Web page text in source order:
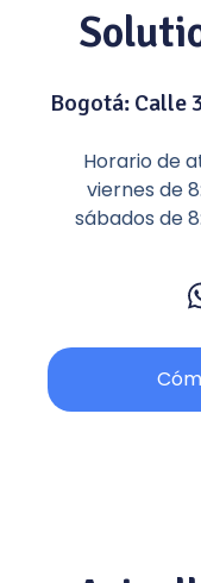
Bogotá: Calle
Horario de
viernes de
sábados de